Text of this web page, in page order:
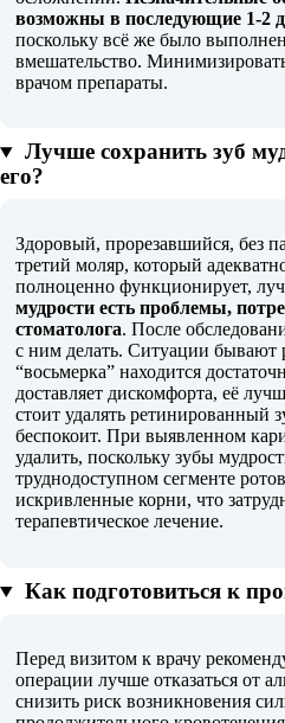
возможны в последующие 1-2
поскольку всё же было
вмешательство.
врачом препараты.
Лучше сохранить зуб
его?
Здоровый, прорезавшийся, без
третий моляр, который
полноценно функционирует,
мудрости есть проблемы,
стоматолога. После
с ним делать. Ситуации бывают
“восьмерка” находится
доставляет дискомфорта, её
стоит удалять ретинированный
беспокоит. При выявленном
удалить, поскольку зубы
труднодоступном сегменте
искривленные корни, что
терапевтическое лечение.
Как подготовиться к
Перед визитом к врачу
операции лучше отказаться от
снизить риск возникновения